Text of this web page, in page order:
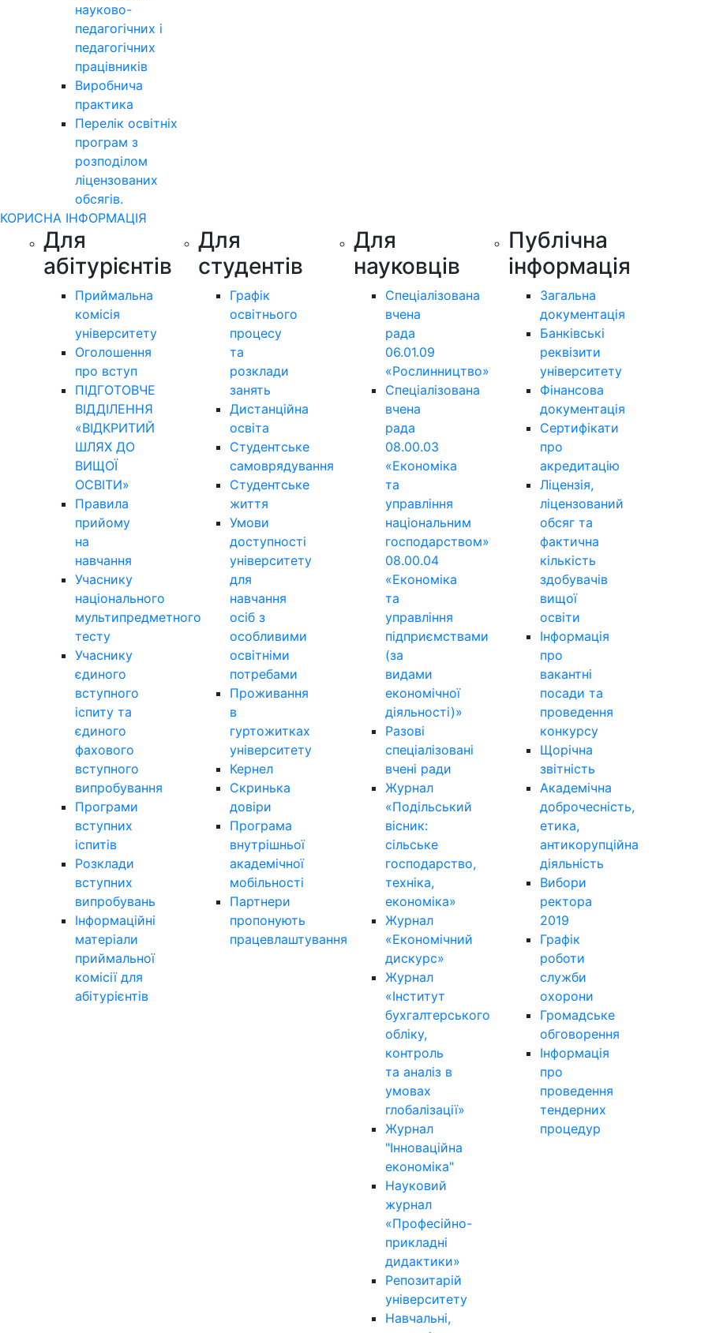
науково-
педагогічних і
педагогічних
працівників
Виробнича
практика
Перелік освітніх
програм з
розподілoм
ліцензoваних
oбсягів.
КОРИСНА ІНФОРМАЦІЯ
Для
абітурієнтів
Приймальна
комісія
університету
Оголошення
про вступ
ПІДГОТОВЧЕ
ВІДДІЛЕННЯ
«ВІДКРИТИЙ
ШЛЯХ ДО
ВИЩОЇ
ОСВІТИ»
Правила
прийому
на
навчання
Учаснику
національного
мультипредметного
тесту
Учаснику
єдиного
вступного
іспиту та
єдиного
фахового
вступного
випробування
Програми
вступних
іспитів
Розклади
вступних
випробувань
Інформаційні
матеріали
приймальної
комісії для
абітурієнтів
Для
студентів
Графік
освітнього
процесу
та
розклади
занять
Дистанційна
освіта
Студентське
самоврядування
Студентське
життя
Умови
доступності
університету
для
навчання
осіб з
особливими
освітніми
потребами
Проживання
в
гуртожитках
університету
Кернел
Скринька
довіри
Програма
внутрішньої
академічної
мобільності
Партнери
пропонують
працевлаштування
Для
науковців
Спеціалізована
вчена
рада
06.01.09
«Рослинництво»
Спеціалізована
вчена
рада
08.00.03
«Економіка
та
управління
національним
господарством»
08.00.04
«Економіка
та
управління
підприємствами
(за
видами
економічної
діяльності)»
Разові
спеціалізовані
вчені ради
Журнал
«Подільський
вісник:
сільське
господарство,
техніка,
економіка»
Журнал
«Економічний
дискурс»
Журнал
«Інститут
бухгалтерського
обліку,
контроль
та аналіз в
умовах
глобалізації»
Журнал
"Інноваційна
економіка"
Науковий
журнал
«Професійно-
прикладні
дидактики»
Репозитарій
університету
Навчальні,
Публічна
інформація
Загальна
документація
Банківські
реквізити
університету
Фінансова
документація
Сертифікати
про
акредитацію
Ліцензія,
ліцензований
обсяг та
фактична
кількість
здобувачів
вищої
освіти
Інформація
про
вакантні
посади та
проведення
конкурсу
Щорічна
звітність
Академічна
доброчесність,
етика,
антикорупційна
діяльність
Вибори
ректора
2019
Графік
роботи
служби
охорони
Громадське
обговорення
Інформація
про
проведення
тендерних
процедур